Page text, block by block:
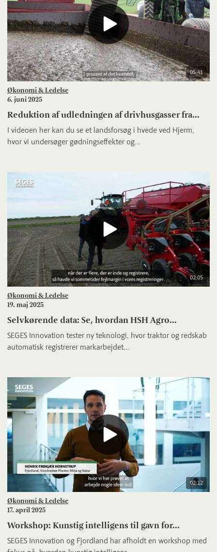
05:41
Økonomi & Ledelse
6. juni 2025
Reduktion af udledningen af drivhusgasser fra...
I videoen her kan du se et landsforsøg i hvede ved Hjerm,
hvor vi undersøger gødningseffekter og...
02:05
Økonomi & Ledelse
19. maj 2025
Selvkørende data: Se, hvordan HSH Agro...
SEGES Innovation tester ny teknologi, hvor traktor og redskab
automatisk registrerer markarbejdet...
02:12
Økonomi & Ledelse
17. april 2025
Workshop: Kunstig intelligens til gavn for...
SEGES Innovation og Fjordland har afholdt en workshop med